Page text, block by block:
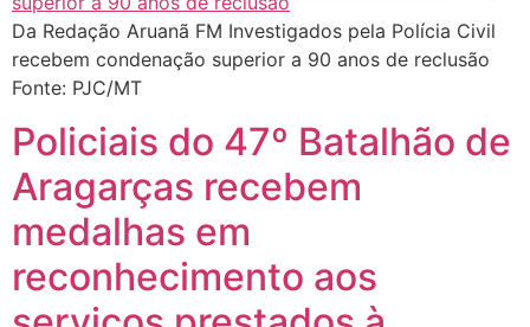
Da Redação Aruanã FM Investigados pela Polícia Civil
recebem condenação superior a 90 anos de reclusão
Fonte: PJC/MT
Policiais do 47º Batalhão de
Aragarças recebem
medalhas em
reconhecimento aos